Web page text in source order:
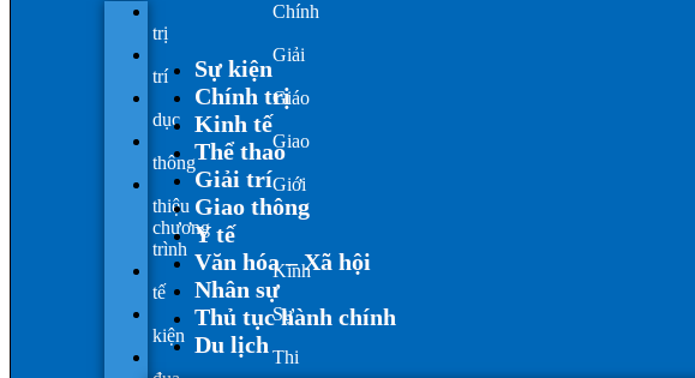
Chính
trị
Giải
trí
Giáo
dục
Giao
thông
Giới
thiệu
chương
trình
Kinh
tế
Sự
kiện
Thi
Sự kiện
Chính trị
Kinh tế
Thể thao
Giải trí
Giao thông
Y tế
Văn hóa – Xã hội
Nhân sự
Thủ tục hành chính
Du lịch